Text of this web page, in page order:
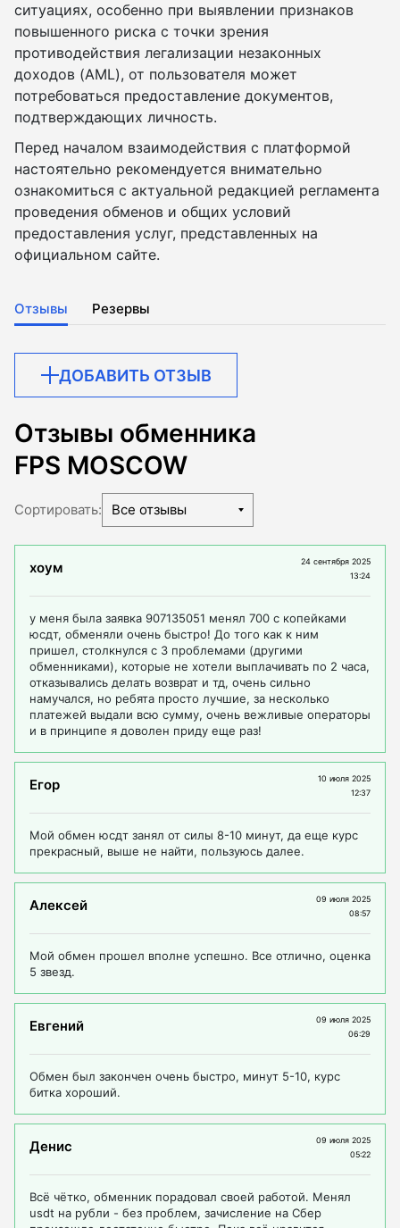
ситуациях, особенно при выявлении признаков
повышенного риска с точки зрения
противодействия легализации незаконных
доходов (AML), от пользователя может
потребоваться предоставление документов,
подтверждающих личность.
Перед началом взаимодействия с платформой
настоятельно рекомендуется внимательно
ознакомиться с актуальной редакцией регламента
проведения обменов и общих условий
предоставления услуг, представленных на
официальном сайте.
Отзывы Резервы
ДОБАВИТЬ ОТЗЫВ
Отзывы обменника
FPS MOSCOW
Сортировать: Все отзывы
хоум
24 сентября 2025
13:24
у меня была заявка 907135051 менял 700 с копейками
юсдт, обменяли очень быстро! До того как к ним
пришел, столкнулся с 3 проблемами (другими
обменниками), которые не хотели выплачивать по 2 часа,
отказывались делать возврат и тд, очень сильно
намучался, но ребята просто лучшие, за несколько
платежей выдали всю сумму, очень вежливые операторы
и в принципе я доволен приду еще раз!
Егор
10 июля 2025
12:37
Мой обмен юсдт занял от силы 8-10 минут, да еще курс
прекрасный, выше не найти, пользуюсь далее.
Алексей
09 июля 2025
08:57
Мой обмен прошел вполне успешно. Все отлично, оценка
5 звезд.
Евгений
09 июля 2025
06:29
Обмен был закончен очень быстро, минут 5-10, курс
битка хороший.
Денис
09 июля 2025
05:22
Всё чётко, обменник порадовал своей работой. Менял
usdt на рубли - без проблем, зачисление на Сбер